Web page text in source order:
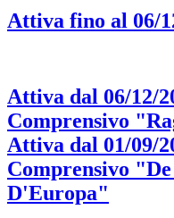
Attiva fino al 06/
Attiva dal 06/12/
Comprensivo
Attiva dal 01/09/
Comprensivo
D'Europa"